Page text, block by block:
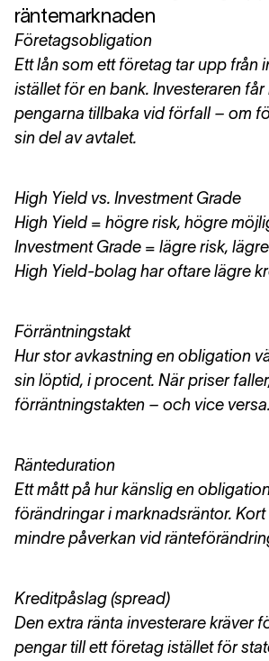
räntemarknaden
Företagsobligation
Ett lån som ett företag tar upp från
istället för en bank. Investeraren
pengarna tillbaka vid förfall – om
sin del av avtalet.
High Yield vs. Investment Grade
High Yield = högre risk, högre
Investment Grade = lägre risk,
High Yield-bolag har oftare lägre
Förräntningstakt
Hur stor avkastning en obligation
sin löptid, i procent. När priser
förräntningstakten – och vice versa.
Ränteduration
Ett mått på hur känslig en
förändringar i marknadsräntor.
mindre påverkan vid
Kreditpåslag (spread)
Den extra ränta investerare kräver
pengar till ett företag istället för